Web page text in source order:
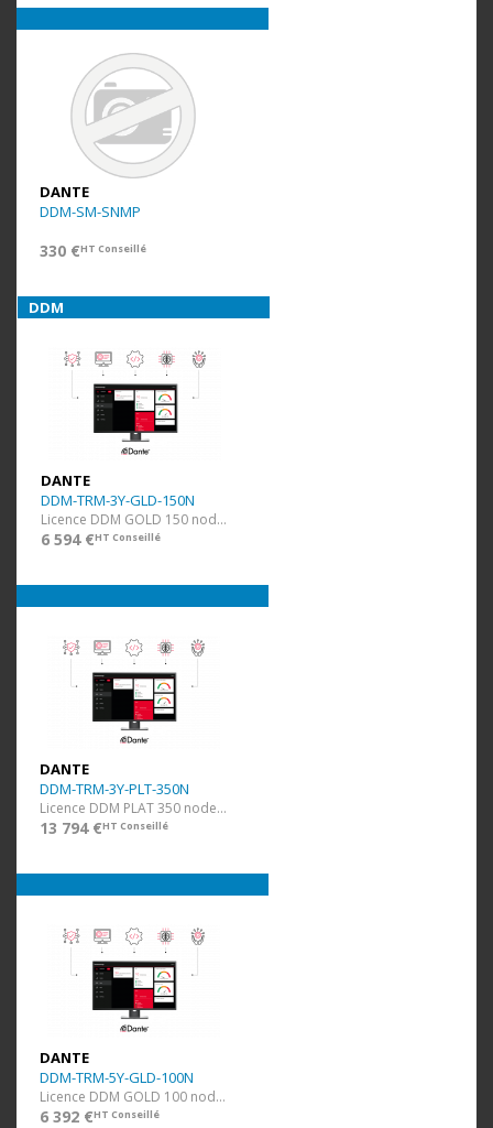
DANTE
DDM-SM-SNMP
330 €HT Conseillé
DDM
DANTE
DDM-TRM-3Y-GLD-150N
Licence DDM GOLD 150 nodes et 30 domaines + 3 ans
6 594 €HT Conseillé
DANTE
DDM-TRM-3Y-PLT-350N
Licence DDM PLAT 350 nodes et 70 domaines + 3 ans
13 794 €HT Conseillé
DANTE
DDM-TRM-5Y-GLD-100N
Licence DDM GOLD 100 nodes et 20 domaines + 5 ans
6 392 €HT Conseillé